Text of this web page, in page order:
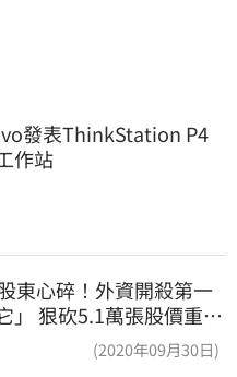
發表ThinkStation P4
作站
東心碎！外資開殺第一
」 狠砍5.1萬張股價重挫
(2020年09月30日)